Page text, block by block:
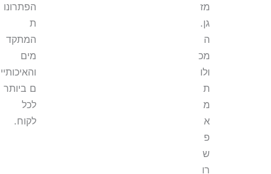
מז
גן.
ה
מכ
ולו
ת
מ
א
פ
ש
רו
הפתרונו
ת
המתקד
מים
והאיכותיי
ם ביותר
לכל
לקוח.